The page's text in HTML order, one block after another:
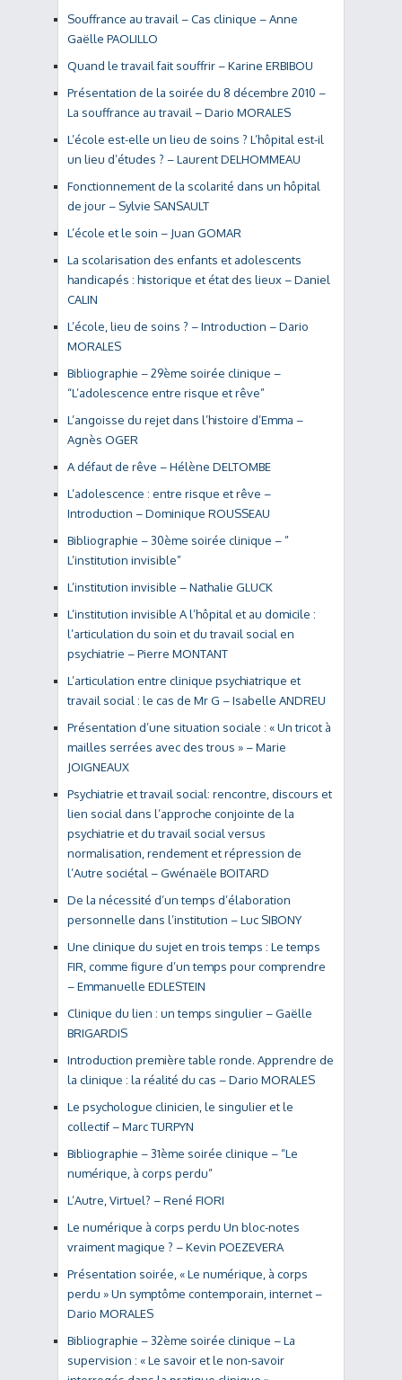
Souffrance au travail – Cas clinique – Anne
Gaëlle PAOLILLO
Quand le travail fait souffrir – Karine ERBIBOU
Présentation de la soirée du 8 décembre 2010 –
La souffrance au travail – Dario MORALES
L’école est-elle un lieu de soins ? L’hôpital est-il
un lieu d’études ? – Laurent DELHOMMEAU
Fonctionnement de la scolarité dans un hôpital
de jour – Sylvie SANSAULT
L’école et le soin – Juan GOMAR
La scolarisation des enfants et adolescents
handicapés : historique et état des lieux – Daniel
CALIN
L’école, lieu de soins ? – Introduction – Dario
MORALES
Bibliographie – 29ème soirée clinique –
“L’adolescence entre risque et rêve”
L’angoisse du rejet dans l’histoire d’Emma –
Agnès OGER
A défaut de rêve – Hélène DELTOMBE
L’adolescence : entre risque et rêve –
Introduction – Dominique ROUSSEAU
Bibliographie – 30ème soirée clinique – ”
L’institution invisible”
L’institution invisible – Nathalie GLUCK
L’institution invisible A l’hôpital et au domicile :
l’articulation du soin et du travail social en
psychiatrie – Pierre MONTANT
L’articulation entre clinique psychiatrique et
travail social : le cas de Mr G – Isabelle ANDREU
Présentation d’une situation sociale : « Un tricot à
mailles serrées avec des trous » – Marie
JOIGNEAUX
Psychiatrie et travail social: rencontre, discours et
lien social dans l’approche conjointe de la
psychiatrie et du travail social versus
normalisation, rendement et répression de
l’Autre sociétal – Gwénaële BOITARD
De la nécessité d’un temps d’élaboration
personnelle dans l’institution – Luc SIBONY
Une clinique du sujet en trois temps : Le temps
FIR, comme figure d’un temps pour comprendre
– Emmanuelle EDLESTEIN
Clinique du lien : un temps singulier – Gaëlle
BRIGARDIS
Introduction première table ronde. Apprendre de
la clinique : la réalité du cas – Dario MORALES
Le psychologue clinicien, le singulier et le
collectif – Marc TURPYN
Bibliographie – 31ème soirée clinique – “Le
numérique, à corps perdu”
L’Autre, Virtuel? – René FIORI
Le numérique à corps perdu Un bloc-notes
vraiment magique ? – Kevin POEZEVERA
Présentation soirée, « Le numérique, à corps
perdu » Un symptôme contemporain, internet –
Dario MORALES
Bibliographie – 32ème soirée clinique – La
supervision : « Le savoir et le non-savoir